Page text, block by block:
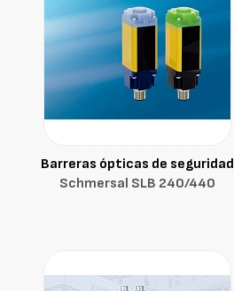
Barreras ópticas de seguridad
Schmersal SLB 240/440